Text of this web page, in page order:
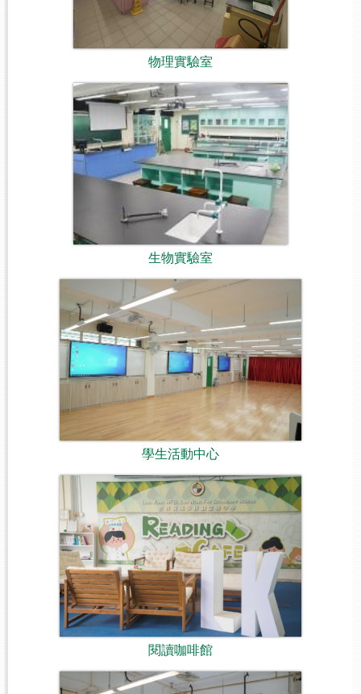
物理實驗室
生物實驗室
學生活動中心
閱讀咖啡館